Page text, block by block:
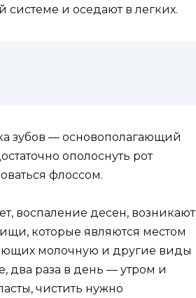
системе и оседают в легких.
зубов — основополагающий
ополоснуть рот
флоссом.
воспаление десен, возникают
которые являются местом
молочную и другие виды
два раза в день — утром и
чистить нужно